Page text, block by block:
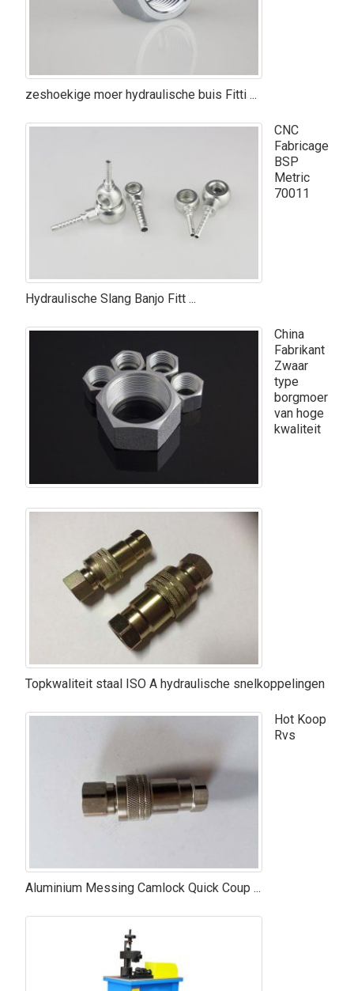
zeshoekige moer hydraulische buis Fitti ...
CNC
Fabricage
BSP
Metric
70011
Hydraulische Slang Banjo Fitt ...
China
Fabrikant
Zwaar
type
borgmoer
van hoge
kwaliteit
Topkwaliteit staal ISO A hydraulische snelkoppelingen
Hot Koop
Rvs
Aluminium Messing Camlock Quick Coup ...